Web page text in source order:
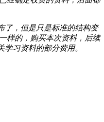
了，但是只是标准的结构变
样的，购买本次资料，后续
学习资料的部分费用。